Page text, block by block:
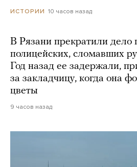
ИСТОРИИ 10 часов назад
В Рязани прекратили дело
полицейских, сломавших
Год назад ее задержали,
за закладчицу, когда она
цветы
9 часов назад